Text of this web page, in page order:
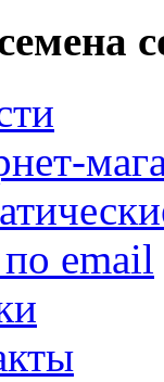
по email